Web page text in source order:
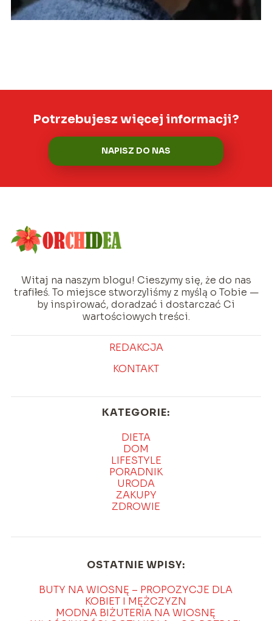
Potrzebujesz więcej informacji?
NAPISZ DO NAS
Witaj na naszym blogu! Cieszymy się, że do nas
trafiłeś. To miejsce stworzyliśmy z myślą o Tobie —
by inspirować, doradzać i dostarczać Ci
wartościowych treści.
REDAKCJA
KONTAKT
KATEGORIE:
DIETA
DOM
LIFESTYLE
PORADNIK
URODA
ZAKUPY
ZDROWIE
OSTATNIE WPISY:
BUTY NA WIOSNĘ – PROPOZYCJE DLA
KOBIET I MĘŻCZYZN
MODNA BIŻUTERIA NA WIOSNĘ